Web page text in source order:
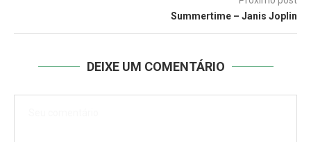
Summertime – Janis Joplin
DEIXE UM COMENTÁRIO